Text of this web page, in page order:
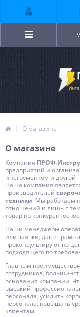
О магазине
О магазине
Компания ПРОФ-
предприятий и
инструментом и другой
Наша компания
производителей
техники. Мы работаем
отношений и лишь с
товар по
Наши менеджеры
или заявки, дают
проконсультируют по
подходящего по
Главным
сотрудников,
основания компании.
высокий
персонала, усилить
персонала, повышать
клиентам.